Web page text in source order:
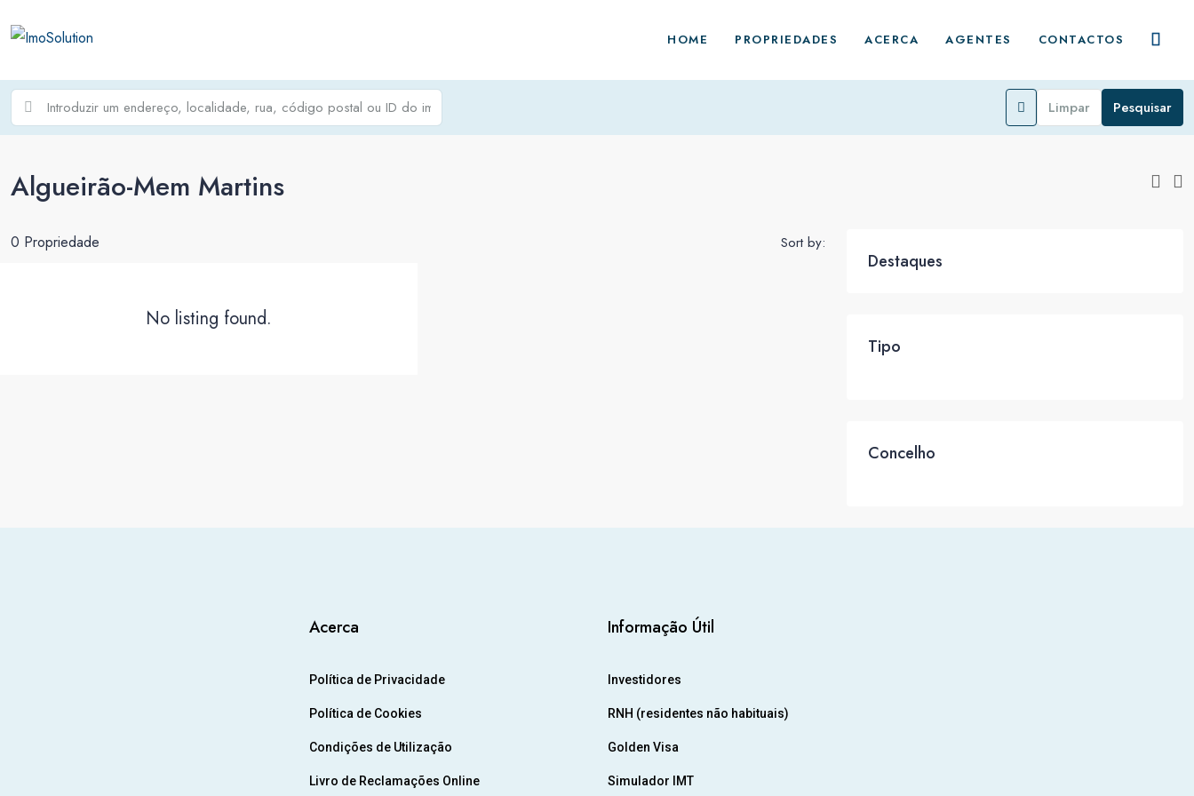
HOME PROPRIEDADES ACERCA AGENTES CONTACTOS
Limpar Pesquisar
Algueirão-Mem Martins
0 Propriedade Sort by:
No listing found.
Destaques
Tipo
Concelho
Acerca
Política de Privacidade
Política de Cookies
Condições de Utilização
Livro de Reclamações Online
Informação Útil
Investidores
RNH (residentes não habituais)
Golden Visa
Simulador IMT